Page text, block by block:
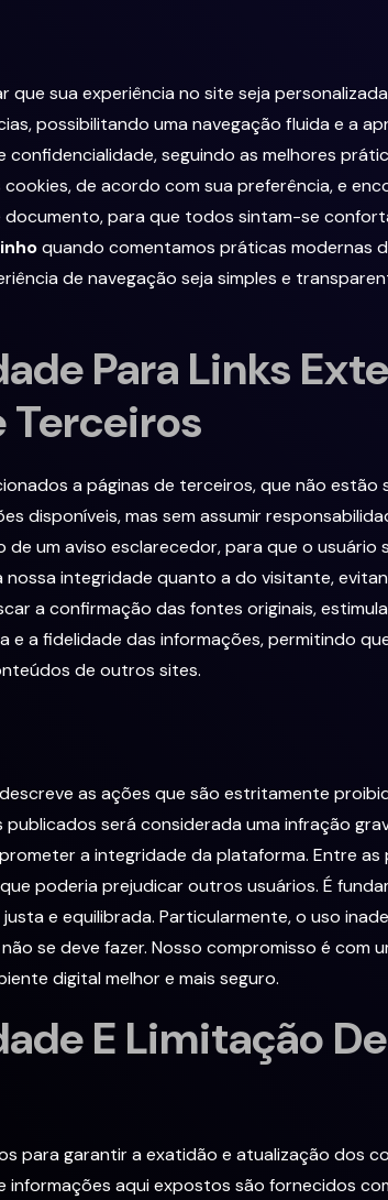
sua experiência no site seja
possibilitando uma navegação fluida e a
seguindo as melhores
de acordo com sua preferência, e
para que todos sintam-se
quando comentamos práticas modernas
de navegação seja simples e
Para Links
Terceiros
a páginas de terceiros, que não estão
disponíveis, mas sem assumir
um aviso esclarecedor, para que o
integridade quanto a do visitante,
a confirmação das fontes originais,
a fidelidade das informações, permitindo
de outros sites.
as ações que são estritamente
será considerada uma infração
a integridade da plataforma. Entre
poderia prejudicar outros usuários. É
e equilibrada. Particularmente, o uso
se deve fazer. Nosso compromisso é com
digital melhor e mais seguro.
E Limitação De
para garantir a exatidão e atualização dos
aqui expostos são fornecidos